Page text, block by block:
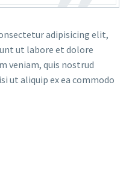
adipisicing elit,
ut labore et dolore
veniam, quis nostrud
ut aliquip ex ea commodo